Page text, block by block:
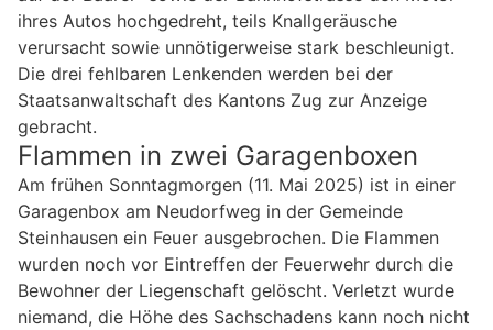
ihres Autos hochgedreht, teils Knallgeräusche
verursacht sowie unnötigerweise stark beschleunigt.
Die drei fehlbaren Lenkenden werden bei der
Staatsanwaltschaft des Kantons Zug zur Anzeige
gebracht.
Flammen in zwei Garagenboxen
Am frühen Sonntagmorgen (11. Mai 2025) ist in einer
Garagenbox am Neudorfweg in der Gemeinde
Steinhausen ein Feuer ausgebrochen. Die Flammen
wurden noch vor Eintreffen der Feuerwehr durch die
Bewohner der Liegenschaft gelöscht. Verletzt wurde
niemand, die Höhe des Sachschadens kann noch nicht